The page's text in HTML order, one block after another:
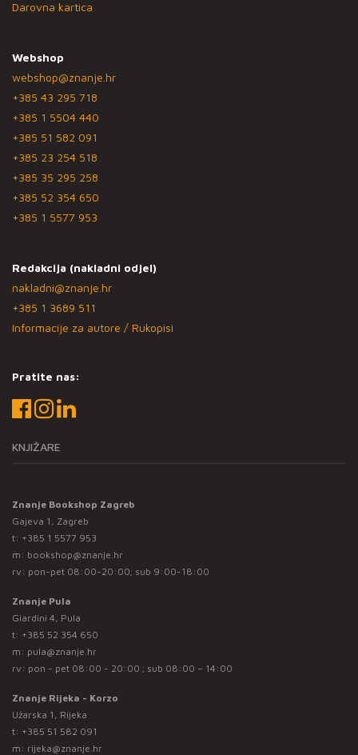
Darovna kartica
Webshop
webshop@znanje.hr
+385 43 295 718
+385 1 5504 440
+385 51 582 091
+385 23 254 518
+385 35 295 258
+385 52 354 650
+385 1 5577 953
Redakcija (nakladni odjel)
nakladni@znanje.hr
+385 1 3689 511
Informacije za autore / Rukopisi
Pratite nas:
KNJIŽARE
Znanje Bookshop Zagreb
Gajeva 1, Zagreb
t: +385 1 5577 953
m: bookshop@znanje.hr
rv: pon-pet 08:00-20:00; sub 9:00-18:00
Znanje Pula
Giardini 4, Pula
t: +385 52 354 650
m: pula@znanje.hr
rv: pon - pet 08:00 - 20:00 ; sub 08:00 – 14:00
Znanje Rijeka - Korzo
Užarska 1, Rijeka
t: +385 51 582 091
m: rijeka@znanje.hr